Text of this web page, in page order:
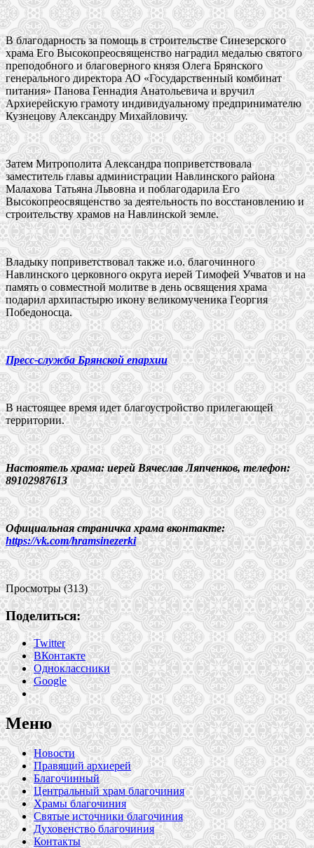
В благодарность за помощь в строительстве Синезерского
храма Его Высокопреосвященство наградил медалью святого
преподобного и благоверного князя Олега Брянского
генерального директора АО «Государственный комбинат
питания» Панова Геннадия Анатольевича и вручил
Архиерейскую грамоту индивидуальному предпринимателю
Кузнецову Александру Михайловичу.
Затем Митрополита Александра поприветствовала
заместитель главы администрации Навлинского района
Малахова Татьяна Львовна и поблагодарила Его
Высокопреосвященство за деятельность по восстановлению и
строительству храмов на Навлинской земле.
Владыку поприветствовал также и.о. благочинного
Навлинского церковного округа иерей Тимофей Учватов и на
память о совместной молитве в день освящения храма
подарил архипастырю икону великомученика Георгия
Победоносца.
Пресс-служба Брянской епархии
В настоящее время идет благоустройство прилегающей
территории.
Настоятель храма: иерей Вячеслав Ляпченков, телефон:
89102987613
Официальная страничка храма вконтакте:
https://vk.com/hramsinezerki
Просмотры (313)
Поделиться:
Twitter
ВКонтакте
Одноклассники
Google
Меню
Новости
Правящий архиерей
Благочинный
Центральный храм благочиния
Храмы благочиния
Святые источники благочиния
Духовенство благочиния
Контакты